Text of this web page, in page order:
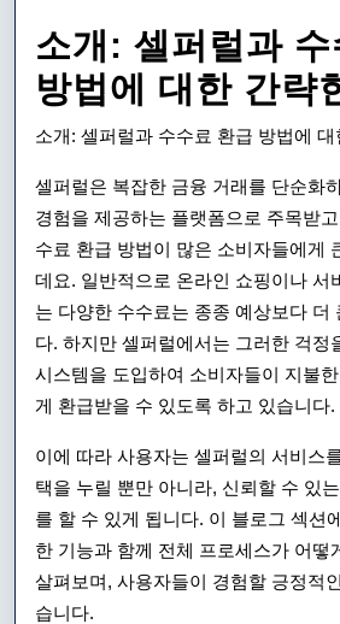
소개: 셀퍼럴과
방법에 대한 간략
소개: 셀퍼럴과 수수료 환급 방법에 대
셀퍼럴은 복잡한 금융 거래를 단순화
경험을 제공하는 플랫폼으로 주목받
수료 환급 방법이 많은 소비자들에게
데요. 일반적으로 온라인 쇼핑이나 서
는 다양한 수수료는 종종 예상보다 더
다. 하지만 셀퍼럴에서는 그러한 걱정
시스템을 도입하여 소비자들이 지불
게 환급받을 수 있도록 하고 있습니다.
이에 따라 사용자는 셀퍼럴의 서비스
택을 누릴 뿐만 아니라, 신뢰할 수 있
를 할 수 있게 됩니다. 이 블로그 섹션
한 기능과 함께 전체 프로세스가 어떻
살펴보며, 사용자들이 경험할 긍정적
습니다.